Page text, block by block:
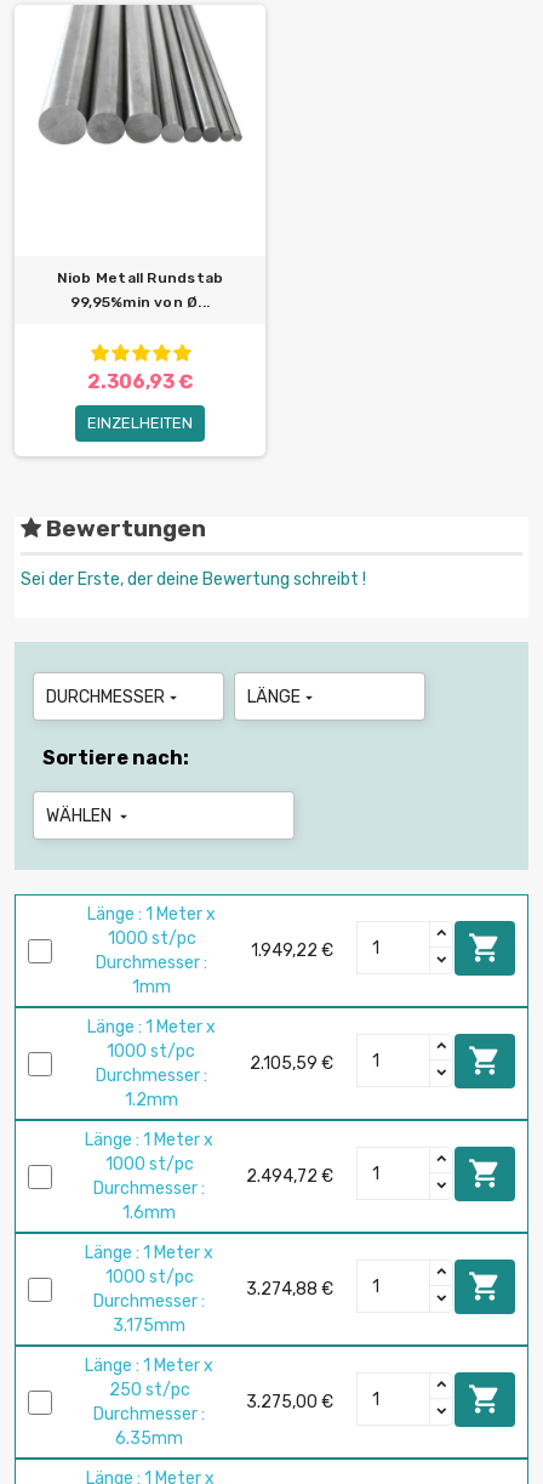
Niob Metall Rundstab
99,95%min von Ø...
2.306,93 €
EINZELHEITEN
Bewertungen
Sei der Erste, der deine Bewertung schreibt !
DURCHMESSER  LÄNGE 
Sortiere nach:
WÄHLEN 
Länge : 1 Meter x
1000 st/pc
Durchmesser :
1mm
1.949,22 € 
Länge : 1 Meter x
1000 st/pc
Durchmesser :
1.2mm
2.105,59 € 
Länge : 1 Meter x
1000 st/pc
Durchmesser :
1.6mm
2.494,72 € 
Länge : 1 Meter x
1000 st/pc
Durchmesser :
3.175mm
3.274,88 € 
Länge : 1 Meter x
250 st/pc
Durchmesser :
6.35mm
3.275,00 € 
Länge : 1 Meter x